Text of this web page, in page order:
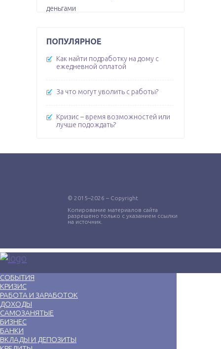
ПОПУЛЯРНОЕ
Как найти подработку на дому с
ежедневной оплатой
За что могут уволить с работы?
Кризис – время возможностей или
лучше подождать?
© 2015–2026 – Copyright
Копирование материалов сайта
разрешено только с указанием ссылки
на источник.
СОБЫТИЯ
КРИЗИС
РАБОТА И ЗАРАБОТОК
ДОХОДЫ
САМОЗАНЯТЫЕ
БИЗНЕС
БАНКИ
ВКЛАДЫ И ДЕПОЗИТЫ